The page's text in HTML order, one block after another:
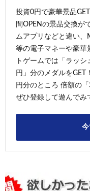
投資0円で豪華景品
間OPENの景品交換が
ムアプリなどと違い、
等の電子マネーや豪華
トゲームでは「ラッ
円」分のメダルを
円分のところ 倍額の
ぜひ登録して遊んでみ